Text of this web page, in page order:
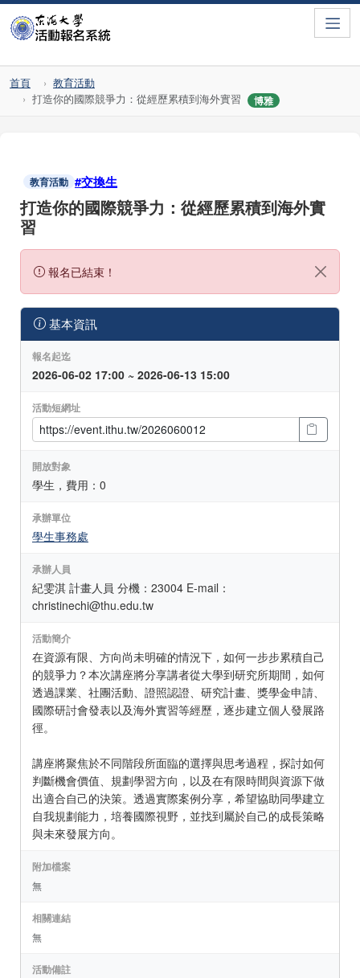
首頁
教育活動
打造你的國際競爭力：從經歷累積到海外實習
博雅
教育活動 #交換生
打造你的國際競爭力：從經歷累積到海外實
習
報名已結束！
基本資訊
報名起迄
2026-06-02 17:00 ~ 2026-06-13 15:00
活動短網址
開放對象
學生，費用：0
承辦單位
學生事務處
承辦人員
紀雯淇 計畫人員 分機：23004 E-mail：
christinechi@thu.edu.tw
活動簡介
在資源有限、方向尚未明確的情況下，如何一步步累積自己
的競爭力？本次講座將分享講者從大學到研究所期間，如何
透過課業、社團活動、證照認證、研究計畫、獎學金申請、
國際研討會發表以及海外實習等經歷，逐步建立個人發展路
徑。
講座將聚焦於不同階段所面臨的選擇與思考過程，探討如何
判斷機會價值、規劃學習方向，以及在有限時間與資源下做
出適合自己的決策。透過實際案例分享，希望協助同學建立
自我規劃能力，培養國際視野，並找到屬於自己的成長策略
與未來發展方向。
附加檔案
無
相關連結
無
活動備註